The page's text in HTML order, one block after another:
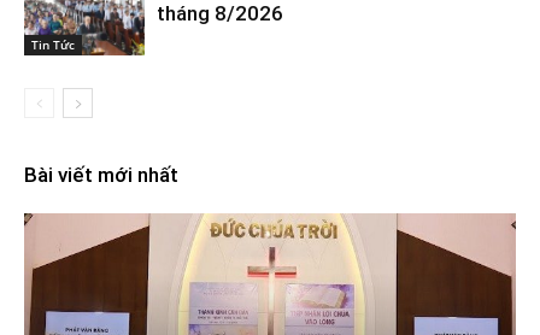
Tin Tức
tháng 8/2026
Bài viết mới nhất